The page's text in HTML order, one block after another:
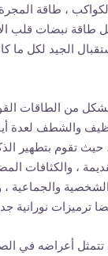
، طاقة
طاقة نبضات قلب
الجيد لكل ما
من الطاقات
والشطف لعدة
تقوم بتطهير
، والكثافات
تتمثل أعراضه في